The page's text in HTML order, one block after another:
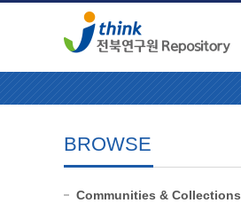
BROWSE
Communities & Collections